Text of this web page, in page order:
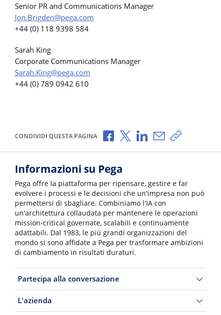
Senior PR and Communications Manager
Jon.Brigden@pega.com
+44 (0) 118 9398 584
Sarah King
Corporate Communications Manager
Sarah.King@pega.com
+44 (0) 789 0942 610
CONDIVIDI QUESTA PAGINA Condividi via Facebook
Condividi via X
Condividi via
Condividi via e-
Copia link
Informazioni su Pega
Pega offre la piattaforma per ripensare, gestire e far
evolvere i processi e le decisioni che un'impresa non può
permettersi di sbagliare. Combiniamo l'IA con
un'architettura collaudata per mantenere le operazioni
mission-critical governate, scalabili e continuamente
adattabili. Dal 1983, le più grandi organizzazioni del
mondo si sono affidate a Pega per trasformare ambizioni
di cambiamento in risultati duraturi.
Partecipa alla conversazione
L'azienda